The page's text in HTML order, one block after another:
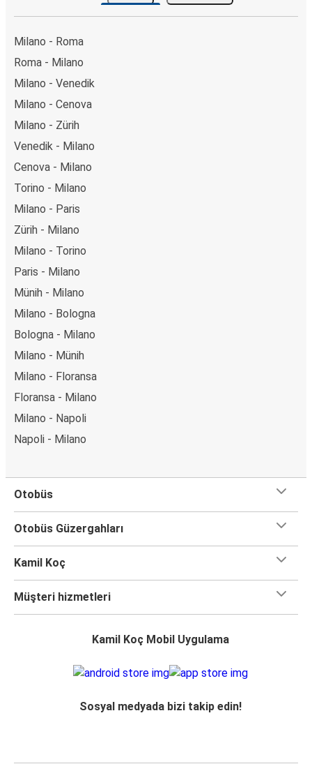
Milano - Roma
Roma - Milano
Milano - Venedik
Milano - Cenova
Milano - Zürih
Venedik - Milano
Cenova - Milano
Torino - Milano
Milano - Paris
Zürih - Milano
Milano - Torino
Paris - Milano
Münih - Milano
Milano - Bologna
Bologna - Milano
Milano - Münih
Milano - Floransa
Floransa - Milano
Milano - Napoli
Napoli - Milano
Otobüs
Otobüs Güzergahları
Kamil Koç
Müşteri hizmetleri
Kamil Koç Mobil Uygulama
Sosyal medyada bizi takip edin!